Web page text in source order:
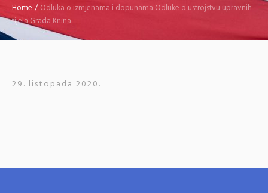
Home /Odluka o izmjenama i dopunama Odluke o ustrojstvu upravnih
tijela Grada Knina
29. listopada 2020.